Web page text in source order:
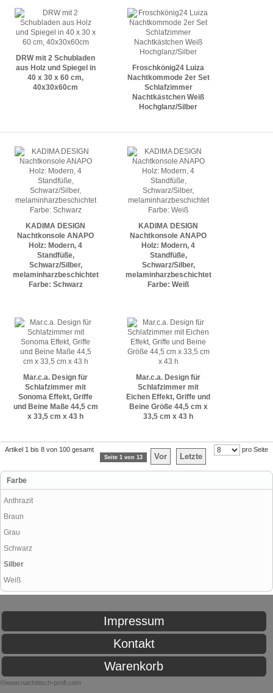
DRW mit 2 Schubladen
aus Holz und Spiegel in
40 x 30 x 60 cm,
40x30x60cm
Froschkönig24 Luiza
Nachtkommode 2er Set
Schlafzimmer
Nachtkästchen Weiß
Hochglanz/Silber
KADIMA DESIGN
Nachtkonsole ANAPO
Holz: Modern, 4
Standfüße,
Schwarz/Silber,
melaminharzbeschichtet
Farbe: Schwarz
KADIMA DESIGN
Nachtkonsole ANAPO
Holz: Modern, 4
Standfüße,
Schwarz/Silber,
melaminharzbeschichtet
Farbe: Weiß
Mar.c.a. Design für
Schlafzimmer mit
Sonoma Effekt, Griffe
und Beine Maße 44,5 cm
x 33,5 cm x 43 h
Mar.c.a. Design für
Schlafzimmer mit
Eichen Effekt, Griffe und
Beine Größe 44,5 cm x
33,5 cm x 43 h
Artikel 1 bis 8 von 100 gesamt pro Seite
Seite 1 von 13 Vor Letzte
Farbe
Anthrazit
Braun
Grau
Schwarz
Silber
Weiß
Impressum
Kontakt
Warenkorb
©www.nachttisch-profi.com